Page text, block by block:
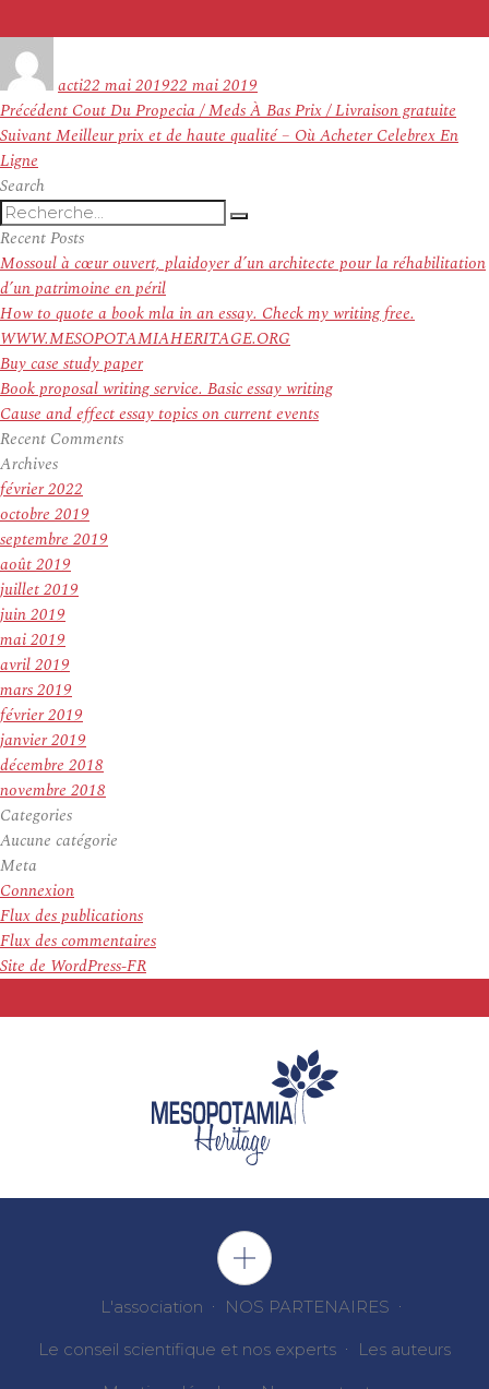
actile
22 mai 201922 mai 2019
Navigation
de
l’article
Précédent Article
précédent :
Cout Du Propecia / Meds À Bas Prix / Livraison gratuite
SuivantArticle
Meilleur prix et de haute qualité – Où Acheter Celebrex En
Ligne
Search
Recherche
pour
:
Recherche
Recent Posts
Mossoul à cœur ouvert, plaidoyer d’un architecte pour la réhabilitation
d’un patrimoine en péril
How to quote a book mla in an essay. Check my writing free.
WWW.MESOPOTAMIAHERITAGE.ORG
Buy case study paper
Book proposal writing service. Basic essay writing
Cause and effect essay topics on current events
Recent Comments
Archives
février 2022
octobre 2019
septembre 2019
août 2019
juillet 2019
juin 2019
mai 2019
avril 2019
mars 2019
février 2019
janvier 2019
décembre 2018
novembre 2018
Categories
Aucune catégorie
Meta
Connexion
Flux des publications
Flux des commentaires
Site de WordPress-FR
L'association NOS PARTENAIRES
Le conseil scientifique et nos experts Les auteurs